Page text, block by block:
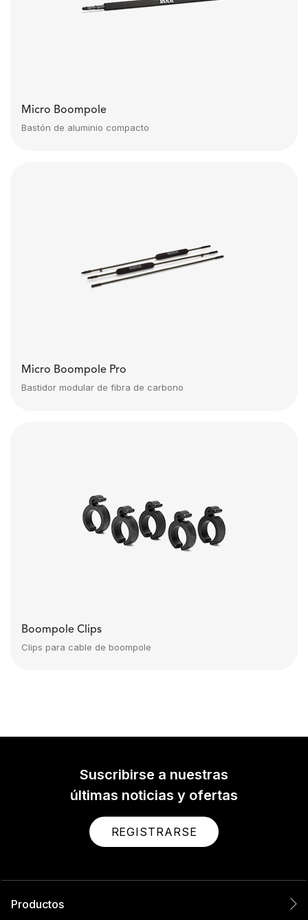
Micro Boompole
Bastón de aluminio compacto
Micro Boompole Pro
Bastidor modular de fibra de carbono
Boompole Clips
Clips para cable de boompole
Suscribirse a nuestras
últimas noticias y ofertas
REGISTRARSE
Productos